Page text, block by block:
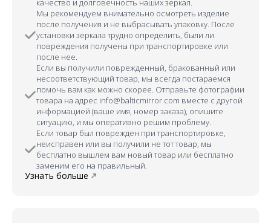
Мы рекомендуем внимательно осмотреть изделие
после получения и не выбрасывать упаковку. После
установки зеркала трудно определить, были ли
повреждения получены при транспортировке или
после нее.
Если вы получили поврежденный, бракованный или
несоответствующий товар, мы всегда постараемся
помочь вам как можно скорее. Отправьте фотографии
товара на адрес info@balticmirror.com вместе с другой
информацией (ваше имя, номер заказа), опишите
ситуацию, и мы оперативно решим проблему.
Если товар был поврежден при транспортировке,
неисправен или вы получили не тот товар, мы
бесплатно вышлем вам новый товар или бесплатно
заменим его на правильный.
Узнать больше